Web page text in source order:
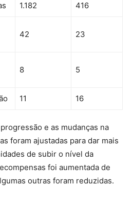
1.182 416
42 23
8 5
11 16
e as mudanças na
foram ajustadas para dar mais
de subir o nível da
foi aumentada de
outras foram reduzidas.